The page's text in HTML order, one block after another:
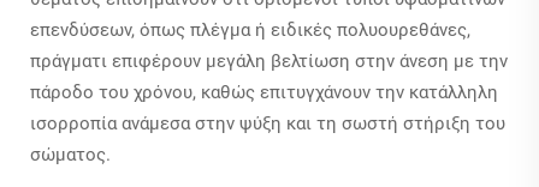
επενδύσεων, όπως πλέγμα ή ειδικές πολυουρεθάνες,
πράγματι επιφέρουν μεγάλη βελτίωση στην άνεση με την
πάροδο του χρόνου, καθώς επιτυγχάνουν την κατάλληλη
ισορροπία ανάμεσα στην ψύξη και τη σωστή στήριξη του
σώματος.